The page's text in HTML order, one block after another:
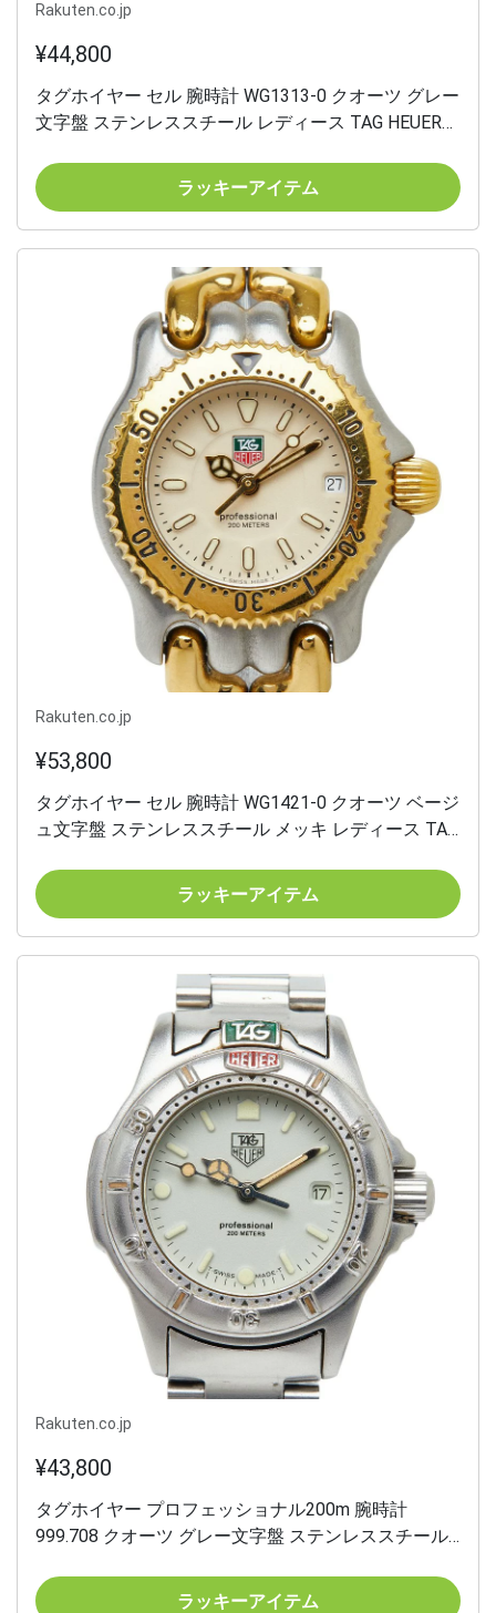
Rakuten.co.jp
¥44,800
タグホイヤー セル 腕時計 WG1313-0 クオーツ グレー
文字盤 ステンレススチール レディース TAG HEUER
ラッキーアイテム
Rakuten.co.jp
¥53,800
タグホイヤー セル 腕時計 WG1421-0 クオーツ ベージ
ュ文字盤 ステンレススチール メッキ レディース TAG
ラッキーアイテム
Rakuten.co.jp
¥43,800
タグホイヤー プロフェッショナル200m 腕時計
999.708 クオーツ グレー文字盤 ステンレススチール
ラッキーアイテム